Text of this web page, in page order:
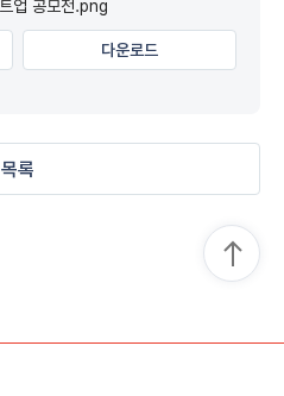
업 공모전.png
다운로드
목록